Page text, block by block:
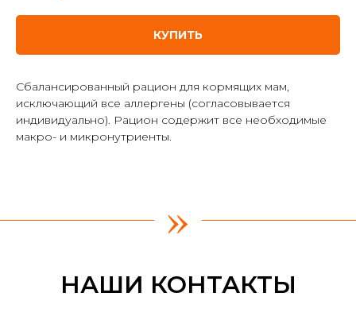
КУПИТЬ
Сбалансированный рацион для кормящих мам,
исключающий все аллергены (согласовывается
индивидуально). Рацион содержит все необходимые
макро- и микронутриенты.
»
НАШИ КОНТАКТЫ